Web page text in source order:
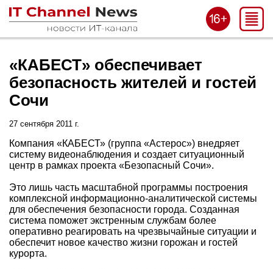
«КАБЕСТ» обеспечивает
безопасность жителей и гостей
Сочи
27 сентября 2011 г.
Компания «КАБЕСТ» (группа «Астерос») внедряет
систему видеонаблюдения и создает ситуационный
центр в рамках проекта «Безопасный Сочи».
Это лишь часть масштабной программы построения
комплексной информационно-аналитической системы
для обеспечения безопасности города. Созданная
система поможет экстренным службам более
оперативно реагировать на чрезвычайные ситуации и
обеспечит новое качество жизни горожан и гостей
курорта.